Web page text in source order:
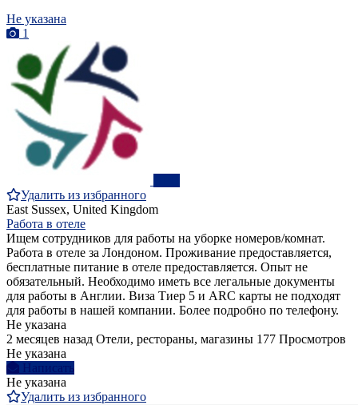
Не указана
1
Удалить из избранного
East Sussex, United Kingdom
Работа в отеле
Ищем сотрудников для работы на уборке номеров/комнат.
Работа в отеле за Лондоном. Проживание предоставляется,
бесплатные питание в отеле предоставляется. Опыт не
обязательный. Необходимо иметь все легальные документы
для работы в Англии. Виза Тиер 5 и ARC карты не подходят
для работы в нашей компании. Более подробно по телефону.
Не указана
2 месяцев назад Отели, рестораны, магазины 177 Просмотров
Не указана
Написать
Не указана
Удалить из избранного